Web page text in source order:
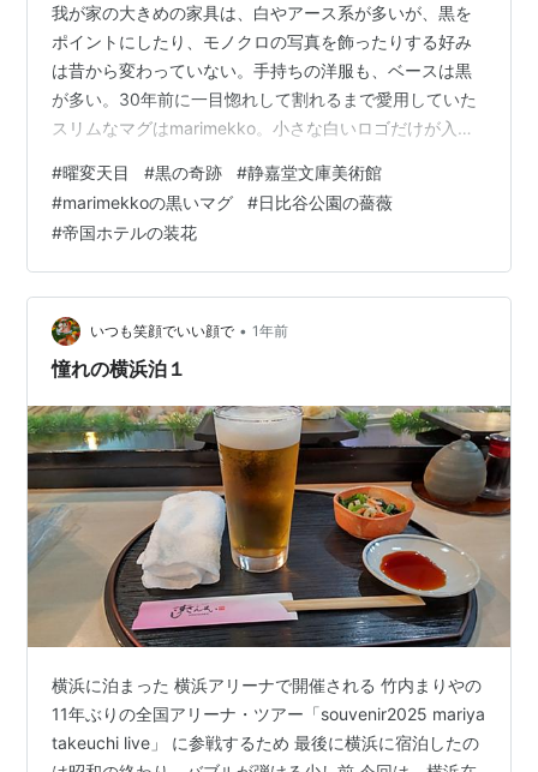
我が家の大きめの家具は、白やアース系が多いが、黒を
ポイントにしたり、モノクロの写真を飾ったりする好み
は昔から変わっていない。手持ちの洋服も、ベースは黒
が多い。30年前に一目惚れして割れるまで愛用していた
スリムなマグはmarimekko。小さな白いロゴだけが入っ
を演出してくれた。 なので、このタイトルには惹きつけ
られた。静嘉堂文庫美術館～「黒の奇跡・曜変天目の秘
密」。 曜変は、天目と呼ばれる抹茶茶碗のなかでも最上
のもので、国宝に指定されているらしい。この曜変天目
の模様は、茶碗を焼くときの窯のなかの空気や温度、釉
薬や土の鉄分の微妙な作用で偶然に生ま…
#曜変天目 #黒の奇跡 #静嘉堂文庫美術館
#marimekkoの黒いマグ #日比谷公園の薔薇
#帝国ホテルの装花
いつも笑顔でいい顔で • 1年前
憧れの横浜泊１
横浜に泊まった 横浜アリーナで開催される 竹内まりやの
11年ぶりの全国アリーナ・ツアー「souvenir2025 mariya
takeuchi live」 に参戦するため 最後に横浜に宿泊したの